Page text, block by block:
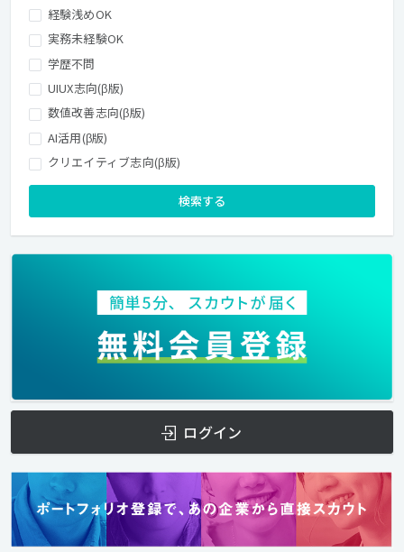
経験浅めOK
実務未経験OK
学歴不問
UIUX志向(β版)
数値改善志向(β版)
AI活用(β版)
クリエイティブ志向(β版)
検索する
ログイン